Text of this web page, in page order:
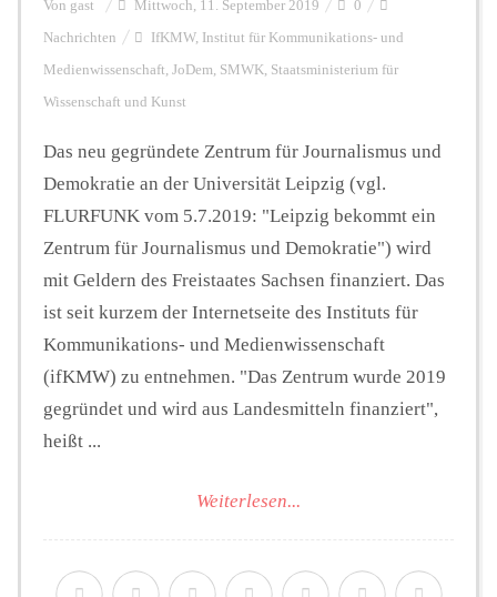
Von gast Mittwoch, 11. September 2019 0
Nachrichten IfKMW, Institut für Kommunikations- und
Medienwissenschaft, JoDem, SMWK, Staatsministerium für
Wissenschaft und Kunst
Das neu gegründete Zentrum für Journalismus und
Demokratie an der Universität Leipzig (vgl.
FLURFUNK vom 5.7.2019: "Leipzig bekommt ein
Zentrum für Journalismus und Demokratie") wird
mit Geldern des Freistaates Sachsen finanziert. Das
ist seit kurzem der Internetseite des Instituts für
Kommunikations- und Medienwissenschaft
(ifKMW) zu entnehmen. "Das Zentrum wurde 2019
gegründet und wird aus Landesmitteln finanziert",
heißt ...
Weiterlesen...